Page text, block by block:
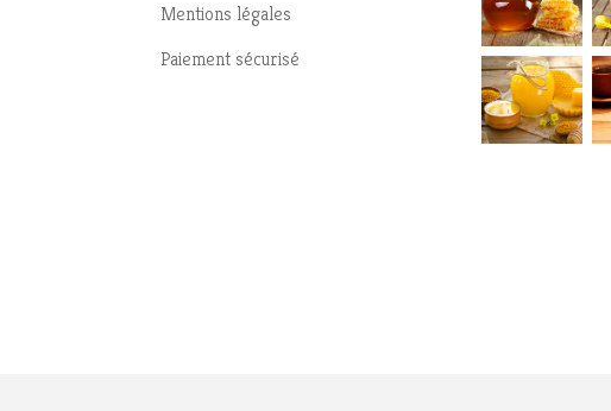
Mentions légales
Paiement sécurisé